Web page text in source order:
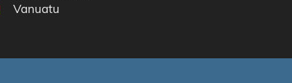
Vanuatu